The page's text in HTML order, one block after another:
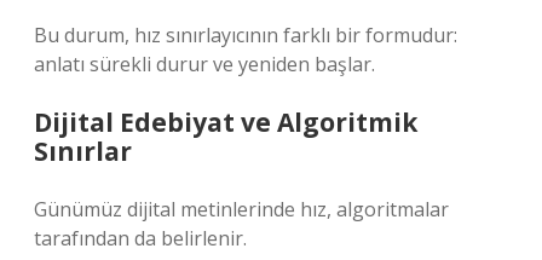
Bu durum, hız sınırlayıcının farklı bir formudur:
anlatı sürekli durur ve yeniden başlar.
Dijital Edebiyat ve Algoritmik
Sınırlar
Günümüz dijital metinlerinde hız, algoritmalar
tarafından da belirlenir.